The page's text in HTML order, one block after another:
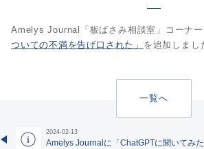
Amelys Journal「板ばさみ相談室」コーナー
ついての不満を告げ口された」 を追加しまし
一覧へ
2024-02-13
Amelys Journalに「ChatGPTに聞いてみ